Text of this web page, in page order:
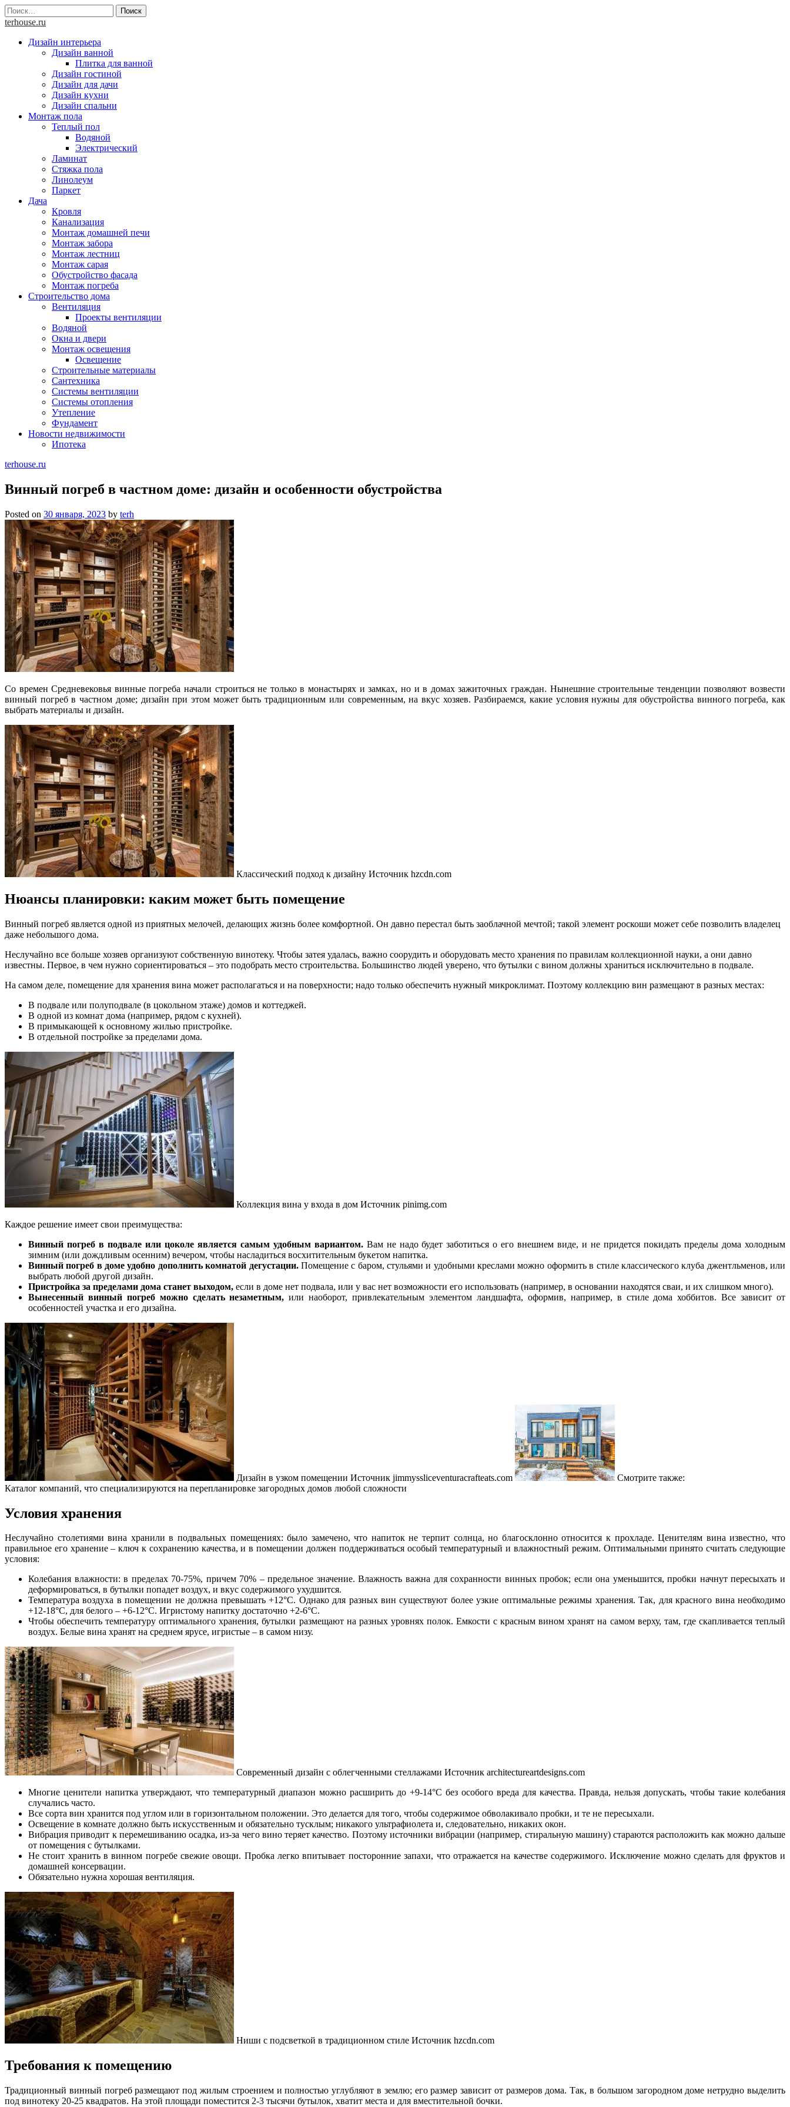
Skip
to
Найти:
terhouse.ru
Дизайн интерьера
Дизайн ванной
Плитка для ванной
Дизайн гостиной
Дизайн для дачи
Дизайн кухни
Дизайн спальни
Монтаж пола
Теплый пол
Водяной
Электрический
Ламинат
Стяжка пола
Линолеум
Паркет
Дача
Кровля
Канализация
Монтаж домашней печи
Монтаж забора
Монтаж лестниц
Монтаж сарая
Обустройство фасада
Монтаж погреба
Строительство дома
Вентиляция
Проекты вентиляции
Водяной
Окна и двери
Монтаж освещения
Освещение
Строительные материалы
Сантехника
Системы вентиляции
Системы отопления
Утепление
Фундамент
Новости недвижимости
Ипотека
terhouse.ru
Винный погреб в частном доме: дизайн и особенности обустройства
Posted on 30 января, 2023 by terh
Со времен Средневековья винные погреба начали строиться не только в монастырях и замках, но и в домах зажиточных граждан. Нынешние строительные тенденции позволяют возвести
винный погреб в частном доме; дизайн при этом может быть традиционным или современным, на вкус хозяев. Разбираемся, какие условия нужны для обустройства винного погреба, как
выбрать материалы и дизайн.
Классический подход к дизайну Источник hzcdn.com
Нюансы планировки: каким может быть помещение
Винный погреб является одной из приятных мелочей, делающих жизнь более комфортной. Он давно перестал быть заоблачной мечтой; такой элемент роскоши может себе позволить владелец
даже небольшого дома.
Неслучайно все больше хозяев организуют собственную винотеку. Чтобы затея удалась, важно соорудить и оборудовать место хранения по правилам коллекционной науки, а они давно
известны. Первое, в чем нужно сориентироваться – это подобрать место строительства. Большинство людей уверено, что бутылки с вином должны храниться исключительно в подвале.
На самом деле, помещение для хранения вина может располагаться и на поверхности; надо только обеспечить нужный микроклимат. Поэтому коллекцию вин размещают в разных местах:
В подвале или полуподвале (в цокольном этаже) домов и коттеджей.
В одной из комнат дома (например, рядом с кухней).
В примыкающей к основному жилью пристройке.
В отдельной постройке за пределами дома.
Коллекция вина у входа в дом Источник pinimg.com
Каждое решение имеет свои преимущества:
Винный погреб в подвале или цоколе является самым удобным вариантом.Вам не надо будет заботиться о его внешнем виде, и не придется покидать пределы дома холодным
зимним (или дождливым осенним) вечером, чтобы насладиться восхитительным букетом напитка.
Винный погреб в доме удобно дополнить комнатой дегустации.Помещение с баром, стульями и удобными креслами можно оформить в стиле классического клуба джентльменов, или
выбрать любой другой дизайн.
Пристройка за пределами дома станет выходом, если в доме нет подвала, или у вас нет возможности его использовать (например, в основании находятся сваи, и их слишком много).
Вынесенный винный погреб можно сделать незаметным, или наоборот, привлекательным элементом ландшафта, оформив, например, в стиле дома хоббитов. Все зависит от
особенностей участка и его дизайна.
Дизайн в узком помещении Источник jimmyssliceventuracrafteats.com
Смотрите также:
Каталог компаний, что специализируются на перепланировке загородных домов любой сложности
Условия хранения
Неслучайно столетиями вина хранили в подвальных помещениях: было замечено, что напиток не терпит солнца, но благосклонно относится к прохладе. Ценителям вина известно, что
правильное его хранение – ключ к сохранению качества, и в помещении должен поддерживаться особый температурный и влажностный режим. Оптимальными принято считать следующие
условия:
Колебания влажности: в пределах 70-75%, причем 70% – предельное значение. Влажность важна для сохранности винных пробок; если она уменьшится, пробки начнут пересыхать и
деформироваться, в бутылки попадет воздух, и вкус содержимого ухудшится.
Температура воздуха в помещении не должна превышать +12°C. Однако для разных вин существуют более узкие оптимальные режимы хранения. Так, для красного вина необходимо
+12-18°C, для белого – +6-12°C. Игристому напитку достаточно +2-6°C.
Чтобы обеспечить температуру оптимального хранения, бутылки размещают на разных уровнях полок. Емкости с красным вином хранят на самом верху, там, где скапливается теплый
воздух. Белые вина хранят на среднем ярусе, игристые – в самом низу.
Современный дизайн с облегченными стеллажами Источник architectureartdesigns.com
Многие ценители напитка утверждают, что температурный диапазон можно расширить до +9-14°C без особого вреда для качества. Правда, нельзя допускать, чтобы такие колебания
случались часто.
Все сорта вин хранится под углом или в горизонтальном положении. Это делается для того, чтобы содержимое обволакивало пробки, и те не пересыхали.
Освещение в комнате должно быть искусственным и обязательно тусклым; никакого ультрафиолета и, следовательно, никаких окон.
Вибрация приводит к перемешиванию осадка, из-за чего вино теряет качество. Поэтому источники вибрации (например, стиральную машину) стараются расположить как можно дальше
от помещения с бутылками.
Не стоит хранить в винном погребе свежие овощи. Пробка легко впитывает посторонние запахи, что отражается на качестве содержимого. Исключение можно сделать для фруктов и
домашней консервации.
Обязательно нужна хорошая вентиляция.
Ниши с подсветкой в традиционном стиле Источник hzcdn.com
Требования к помещению
Традиционный винный погреб размещают под жилым строением и полностью углубляют в землю; его размер зависит от размеров дома. Так, в большом загородном доме нетрудно выделить
под винотеку 20-25 квадратов. На этой площади поместится 2-3 тысячи бутылок, хватит места и для вместительной бочки.